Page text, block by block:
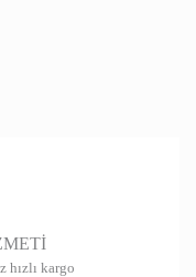
tarafımıza
hızlı kargo